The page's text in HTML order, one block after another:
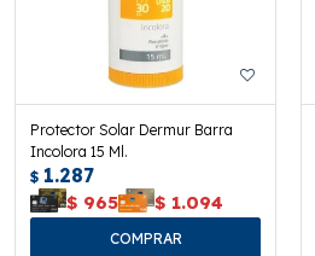
Protector Solar Dermur Barra
Incolora 15 Ml.
$ 1.287
$ 965 $ 1.094